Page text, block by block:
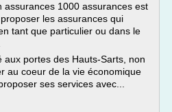
assurances 1000 assurances est
les assurances qui
tant que particulier ou dans le
aux portes des Hauts-Sarts, non
au coeur de la vie économique
ses services avec...